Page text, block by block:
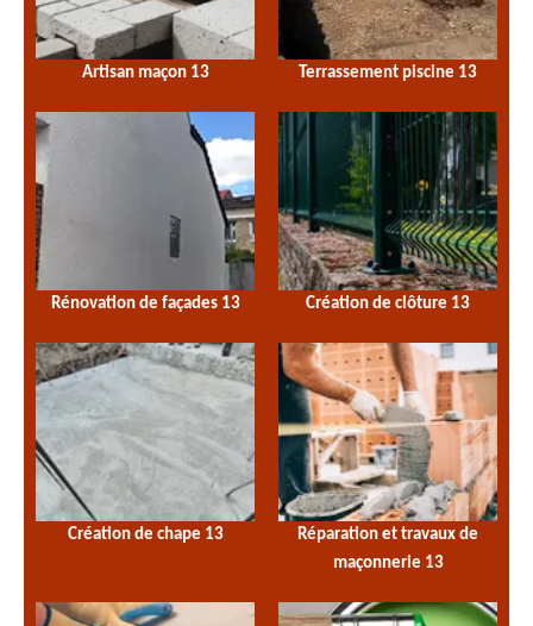
Artisan maçon 13 Terrassement piscine 13
Rénovation de façades 13 Création de clôture 13
Création de chape 13
Réparation et travaux de
maçonnerie 13